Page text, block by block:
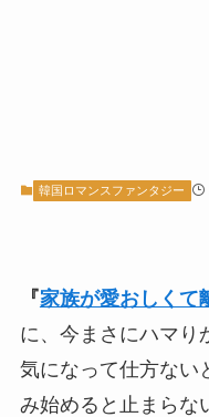
韓国ロマンスファンタジー
『家族が愛おしくて
に、今まさにハマり
気になって仕方ない
み始めると止まらな